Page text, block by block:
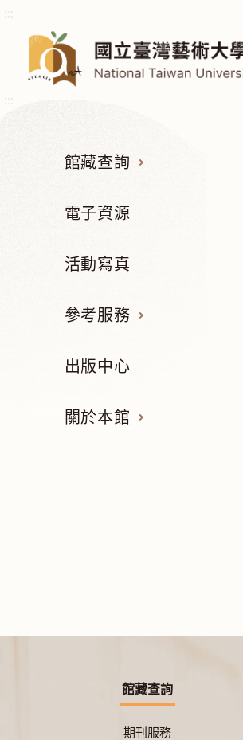
館藏查詢
電子資源
活動寫真
參考服務
出版中心
關於本館
館藏查詢
期刊服務